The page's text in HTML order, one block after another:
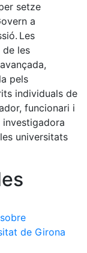
setze
a
Les
de les
pels
individuals de
funcionari i
universitats
de Girona